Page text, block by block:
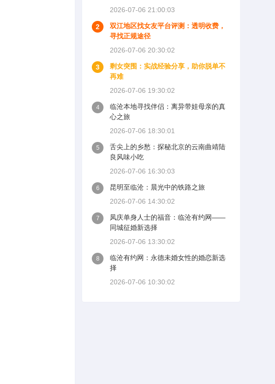
2026-07-06 21:00:03
2
双江地区找女友平台评测：透明收费，
寻找正规途径
2026-07-06 20:30:02
3
剩女突围：实战经验分享，助你脱单不
再难
2026-07-06 19:30:02
4
临沧本地寻找伴侣：离异带娃母亲的真
心之旅
2026-07-06 18:30:01
5
舌尖上的乡愁：探秘北京的云南曲靖陆
良风味小吃
2026-07-06 16:30:03
6
昆明至临沧：晨光中的铁路之旅
2026-07-06 14:30:02
7
凤庆单身人士的福音：临沧有约网——
同城征婚新选择
2026-07-06 13:30:02
8
临沧有约网：永德未婚女性的婚恋新选
择
2026-07-06 10:30:02